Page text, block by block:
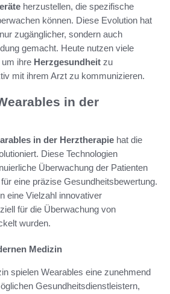
herzustellen, die spezifische
können. Diese Evolution hat
zugänglicher, sondern auch
gemacht. Heute nutzen viele
ihre Herzgesundheit zu
mit ihrem Arzt zu kommunizieren.
in der
in der Herztherapie hat die
Diese Technologien
Überwachung der Patienten
eine präzise Gesundheitsbewertung.
eine Vielzahl innovativer
für die Überwachung von
wurden.
Medizin
spielen Wearables eine zunehmend
Gesundheitsdienstleistern,